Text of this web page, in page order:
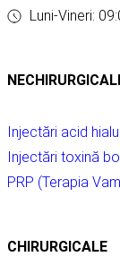
Luni-Vineri:
Injectări acid
Injectări toxină
PRP (Terapia
CHIRURGICALE